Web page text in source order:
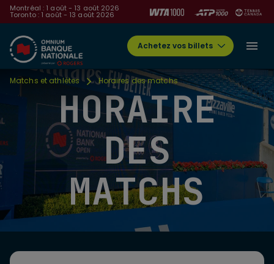
Montréal : 1 août - 13 août 2026
Toronto : 1 août - 13 août 2026
Achetez vos billets
Matchs et athlètes Horaires des matchs
HORAIRE
DES
MATCHS